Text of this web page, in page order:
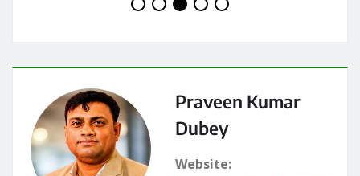
Praveen Kumar
Dubey
Website: